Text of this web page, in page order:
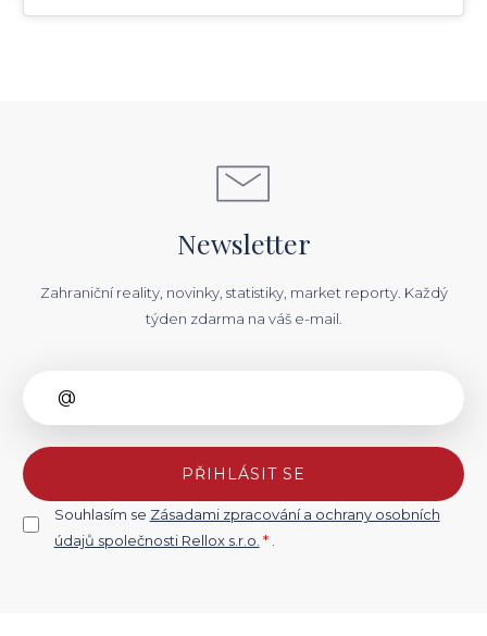
Newsletter
Zahraniční reality, novinky, statistiky, market reporty. Každý
týden zdarma na váš e-mail.
PŘIHLÁSIT SE
Souhlasím se Zásadami zpracování a ochrany osobních
údajů společnosti Rellox s.r.o. * .